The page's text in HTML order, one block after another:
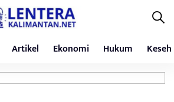
Artikel Ekonomi Hukum